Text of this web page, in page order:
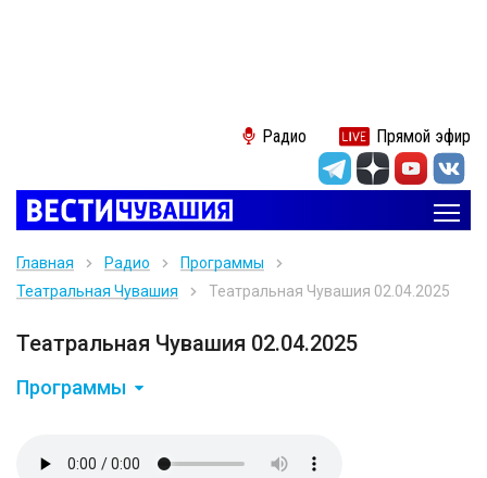
Радио Прямой эфир
Главная Радио
Программы
Театральная Чувашия
Театральная Чувашия 02.04.2025
Театральная Чувашия 02.04.2025
Программы